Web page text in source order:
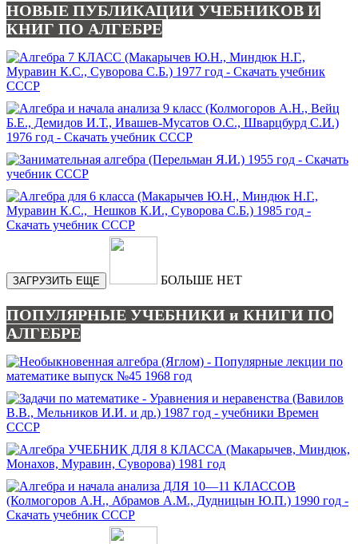
НОВЫЕ ПУБЛИКАЦИИ УЧЕБНИКОВ И
КНИГ ПО АЛГЕБРЕ
ЗАГРУЗИТЬ ЕЩЕ БОЛЬШЕ НЕТ
ПОПУЛЯРНЫЕ УЧЕБНИКИ и КНИГИ ПО
АЛГЕБРЕ